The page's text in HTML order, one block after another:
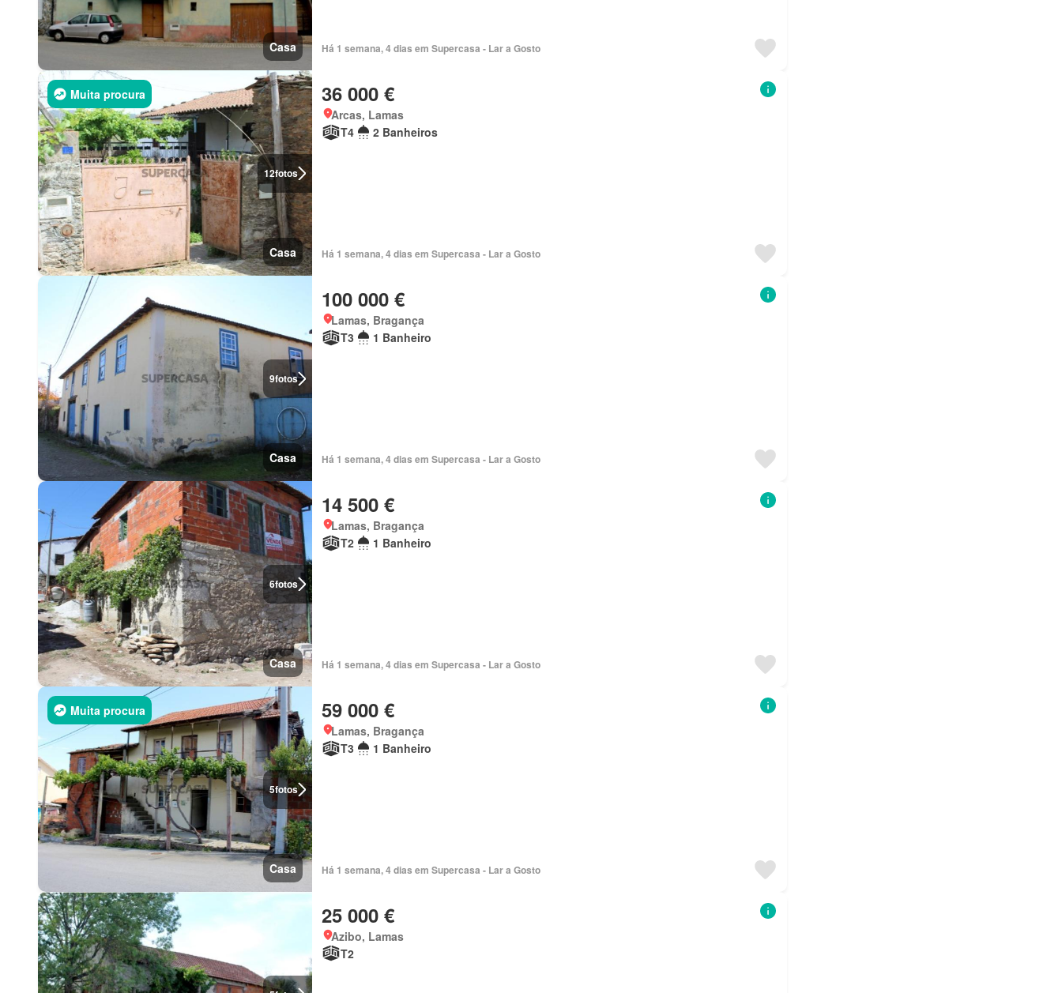
Casa Há 1 semana, 4 dias em Supercasa - Lar a Gosto
12fotos
Muita procura
Casa
36 000 €
Arcas, Lamas
T4
2 Banheiros
Há 1 semana, 4 dias em Supercasa - Lar a Gosto
9fotos
Casa
100 000 €
Lamas, Bragança
T3
1 Banheiro
Há 1 semana, 4 dias em Supercasa - Lar a Gosto
6fotos
Casa
14 500 €
Lamas, Bragança
T2
1 Banheiro
Há 1 semana, 4 dias em Supercasa - Lar a Gosto
5fotos
Muita procura
Casa
59 000 €
Lamas, Bragança
T3
1 Banheiro
Há 1 semana, 4 dias em Supercasa - Lar a Gosto
25 000 €
Azibo, Lamas
T2